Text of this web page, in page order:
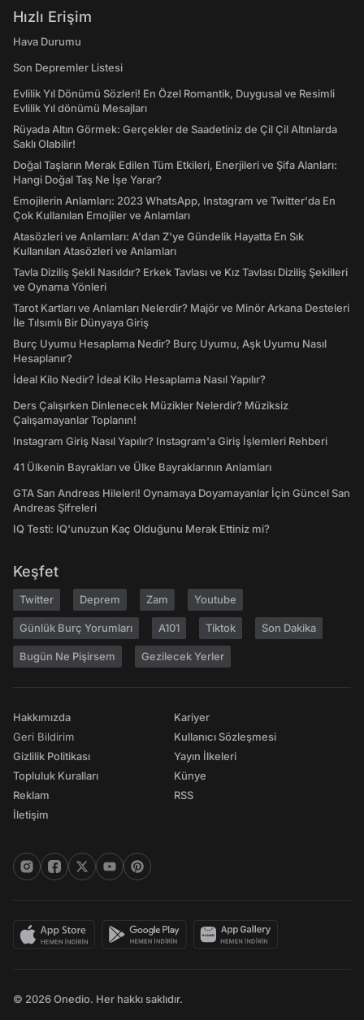
Hızlı Erişim
Hava Durumu
Son Depremler Listesi
Evlilik Yıl Dönümü Sözleri! En Özel Romantik, Duygusal ve Resimli
Evlilik Yıl dönümü Mesajları
Rüyada Altın Görmek: Gerçekler de Saadetiniz de Çil Çil Altınlarda
Saklı Olabilir!
Doğal Taşların Merak Edilen Tüm Etkileri, Enerjileri ve Şifa Alanları:
Hangi Doğal Taş Ne İşe Yarar?
Emojilerin Anlamları: 2023 WhatsApp, Instagram ve Twitter'da En
Çok Kullanılan Emojiler ve Anlamları
Atasözleri ve Anlamları: A'dan Z'ye Gündelik Hayatta En Sık
Kullanılan Atasözleri ve Anlamları
Tavla Diziliş Şekli Nasıldır? Erkek Tavlası ve Kız Tavlası Diziliş Şekilleri
ve Oynama Yönleri
Tarot Kartları ve Anlamları Nelerdir? Majör ve Minör Arkana Desteleri
İle Tılsımlı Bir Dünyaya Giriş
Burç Uyumu Hesaplama Nedir? Burç Uyumu, Aşk Uyumu Nasıl
Hesaplanır?
İdeal Kilo Nedir? İdeal Kilo Hesaplama Nasıl Yapılır?
Ders Çalışırken Dinlenecek Müzikler Nelerdir? Müziksiz
Çalışamayanlar Toplanın!
Instagram Giriş Nasıl Yapılır? Instagram'a Giriş İşlemleri Rehberi
41 Ülkenin Bayrakları ve Ülke Bayraklarının Anlamları
GTA San Andreas Hileleri! Oynamaya Doyamayanlar İçin Güncel San
Andreas Şifreleri
IQ Testi: IQ'unuzun Kaç Olduğunu Merak Ettiniz mi?
Keşfet
Twitter Deprem Zam Youtube
Günlük Burç Yorumları A101 Tiktok Son Dakika
Bugün Ne Pişirsem Gezilecek Yerler
Hakkımızda
Geri Bildirim
Gizlilik Politikası
Topluluk Kuralları
Reklam
İletişim
Kariyer
Kullanıcı Sözleşmesi
Yayın İlkeleri
Künye
RSS
© 2026 Onedio. Her hakkı saklıdır.